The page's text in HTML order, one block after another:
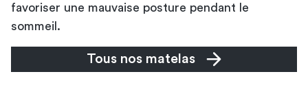
favoriser une mauvaise posture pendant le
sommeil.
Tous nos matelas